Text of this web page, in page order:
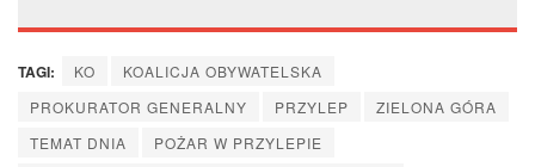
TAGI: KO
KOALICJA OBYWATELSKA
PROKURATOR GENERALNY
PRZYLEP
ZIELONA GÓRA
TEMAT DNIA
POŻAR W PRZYLEPIE